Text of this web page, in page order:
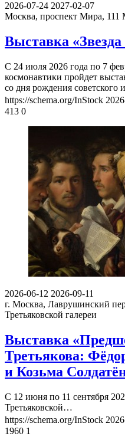
2026-07-24 2027-02-07
Москва, проспект Мира, 111
Выставка
С 24 июля 2026 года по 7
космонавтики пройдет
со дня рождения советского
https://schema.org/InStock
413 0
2026-06-12 2026-09-11
г. Москва, Лаврушинский
Третьяковской галереи
Выставка
Третьякова:
и Козьма
С 12 июня по 11 сентября
Третьяковской…
https://schema.org/InStock
1960 1